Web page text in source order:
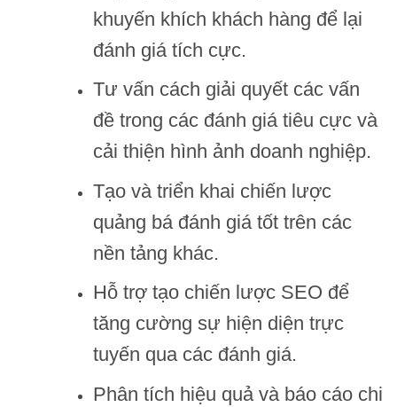
khuyến khích khách hàng để lại
đánh giá tích cực.
Tư vấn cách giải quyết các vấn
đề trong các đánh giá tiêu cực và
cải thiện hình ảnh doanh nghiệp.
Tạo và triển khai chiến lược
quảng bá đánh giá tốt trên các
nền tảng khác.
Hỗ trợ tạo chiến lược SEO để
tăng cường sự hiện diện trực
tuyến qua các đánh giá.
Phân tích hiệu quả và báo cáo chi